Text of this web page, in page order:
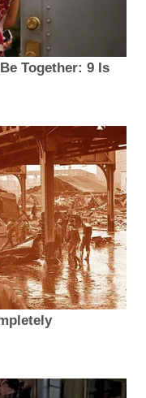
Together: 9 Is